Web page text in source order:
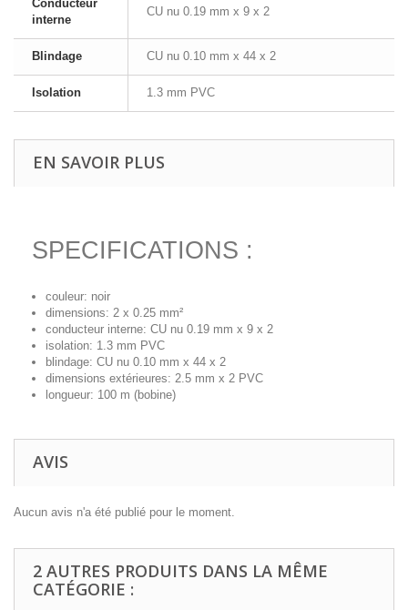
Conducteur
interne
CU nu 0.19 mm x 9 x 2
Blindage CU nu 0.10 mm x 44 x 2
Isolation 1.3 mm PVC
EN SAVOIR PLUS
SPECIFICATIONS :
couleur: noir
dimensions: 2 x 0.25 mm²
conducteur interne: CU nu 0.19 mm x 9 x 2
isolation: 1.3 mm PVC
blindage: CU nu 0.10 mm x 44 x 2
dimensions extérieures: 2.5 mm x 2 PVC
longueur: 100 m (bobine)
AVIS
Aucun avis n'a été publié pour le moment.
2 AUTRES PRODUITS DANS LA MÊME
CATÉGORIE :